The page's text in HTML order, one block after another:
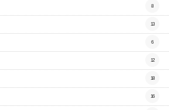
8
13
6
12
18
16